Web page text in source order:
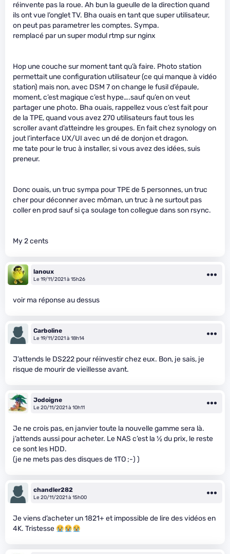
réinvente pas la roue. Ah bun la gueulle de la direction quand
ils ont vue l’onglet TV. Bha ouais en tant que super utilisateur,
on peut pas parametrer les comptes. Sympa.
remplacé par un super modul rtmp sur nginx
Hop une couche sur moment tant qu’à faire. Photo station
permettait une configuration utilisateur (ce qui manque à vidéo
station) mais non, avec DSM 7 on change le fusil d’épaule,
moment, c’est magique c’est hype….sauf qu’en on veut
partager une photo. Bha ouais, rappellez vous c’est fait pour
de la TPE, quand vous avez 270 utilisateurs faut tous les
scroller avant d’atteindre les groupes. En fait chez synology on
jout l’interface UX/UI avec un dé de donjon et dragon.
me tate pour le truc à installer, si vous avez des idées, suis
preneur.
Donc ouais, un truc sympa pour TPE de 5 personnes, un truc
cher pour déconner avec môman, un truc à ne surtout pas
coller en prod sauf si ça soulage ton collegue dans son rsync.
My 2 cents
lanoux
Le 19/11/2021 à 15h26
voir ma réponse au dessus
Carboline
Le 19/11/2021 à 18h14
J’attends le DS222 pour réinvestir chez eux. Bon, je sais, je
risque de mourir de vieillesse avant.
Jodoigne
Le 20/11/2021 à 10h11
Je ne crois pas, en janvier toute la nouvelle gamme sera là.
j’attends aussi pour acheter. Le NAS c’est la 1⁄2du prix, le reste
ce sont les HDD.
(je ne mets pas des disques de 1TO ;-) )
chandler282
Le 20/11/2021 à 15h00
Je viens d’acheter un 1821+ et impossible de lire des vidéos en
4K. Tristesse